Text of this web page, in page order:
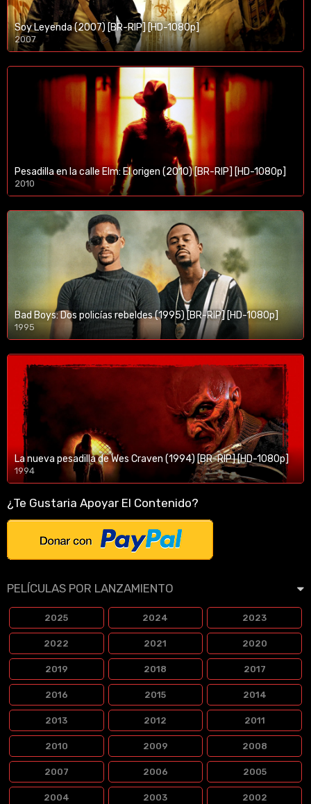
Soy Leyenda (2007) [BR-RIP] [HD-1080p]
2007
1080p/720p
Pesadilla en la calle Elm: El origen (2010) [BR-RIP] [HD-1080p]
2010
1080p/720p
Bad Boys: Dos policías rebeldes (1995) [BR-RIP] [HD-1080p]
1995
1080p/720p
La nueva pesadilla de Wes Craven (1994) [BR-RIP] [HD-1080p]
1994
1080p/720p
¿Te Gustaria Apoyar El Contenido?
PELÍCULAS POR LANZAMIENTO
2025 2024 2023
2022 2021 2020
2019 2018 2017
2016 2015 2014
2013 2012 2011
2010 2009 2008
2007 2006 2005
2004 2003 2002